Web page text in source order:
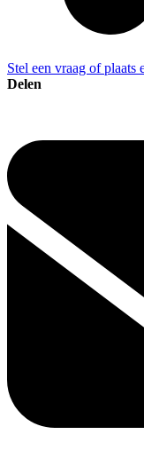
Stel een vraag of
Delen